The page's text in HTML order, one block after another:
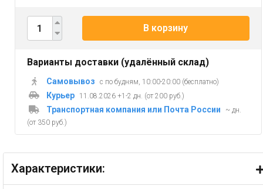
В корзину
Варианты доставки (удалённый склад)
Самовывоз с по будням, 10:00-20:00 (бесплатно)
Курьер 11.08.2026 +1-2 дн. (от 200 руб.)
Транспортная компания или Почта России
~ дн.
(от 350 руб.)
Характеристики: